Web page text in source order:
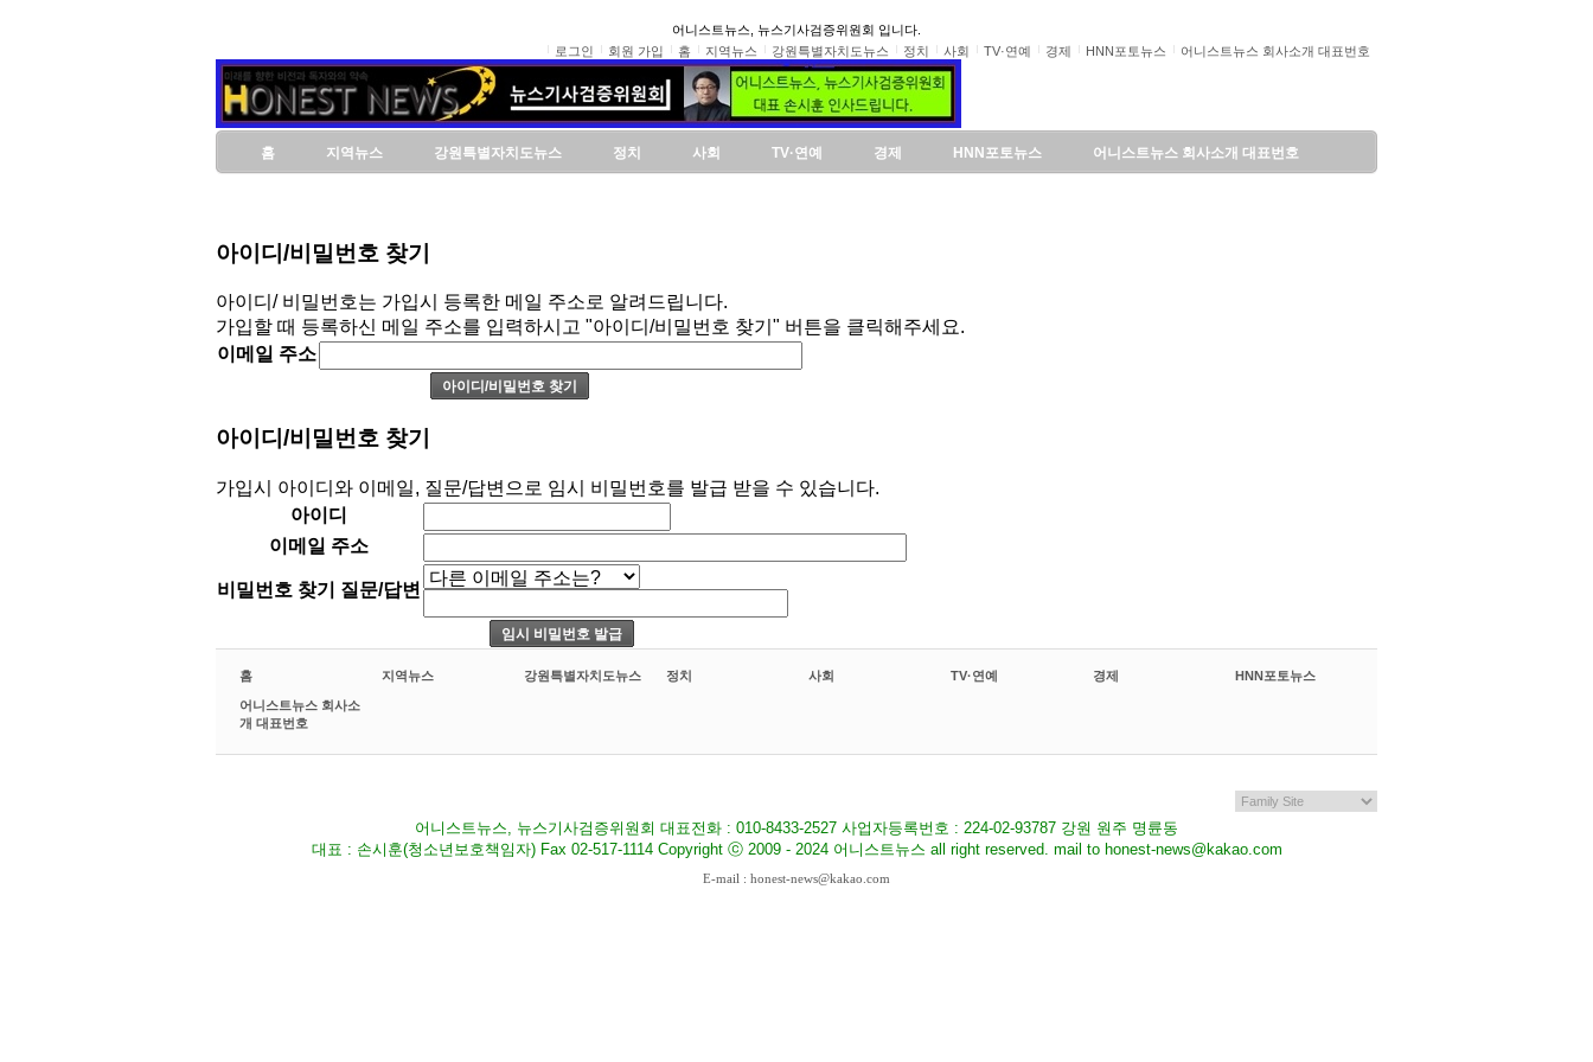
어니스트뉴스, 뉴스기사검증위원회 입니다.
로그인
회원 가입 홈 지역뉴스 강원특별자치도뉴스 정치 사회 TV·연예 경제 HNN포토뉴스 어니스트뉴스 회사소개 대표번호
홈 지역뉴스 강원특별자치도뉴스 정치 사회 TV·연예 경제 HNN포토뉴스 어니스트뉴스 회사소개 대표번호
아이디/비밀번호 찾기
아이디/ 비밀번호는 가입시 등록한 메일 주소로 알려드립니다.
가입할 때 등록하신 메일 주소를 입력하시고 "아이디/비밀번호 찾기" 버튼을 클릭해주세요.
이메일 주소
아이디/비밀번호 찾기
가입시 아이디와 이메일, 질문/답변으로 임시 비밀번호를 발급 받을 수 있습니다.
아이디
이메일 주소
비밀번호 찾기 질문/답변
홈 지역뉴스 강원특별자치도뉴스 정치 사회 TV·연예 경제 HNN포토뉴스
어니스트뉴스 회사소
개 대표번호
어니스트뉴스, 뉴스기사검증위원회 대표전화 : 010-8433-2527 사업자등록번호 : 224-02-93787 강원 원주 명륜동
대표 : 손시훈(청소년보호책임자) Fax 02-517-1114 Copyright ⓒ 2009 - 2024 어니스트뉴스 all right reserved. mail to honest-news@kakao.com
E-mail : honest-news@kakao.com